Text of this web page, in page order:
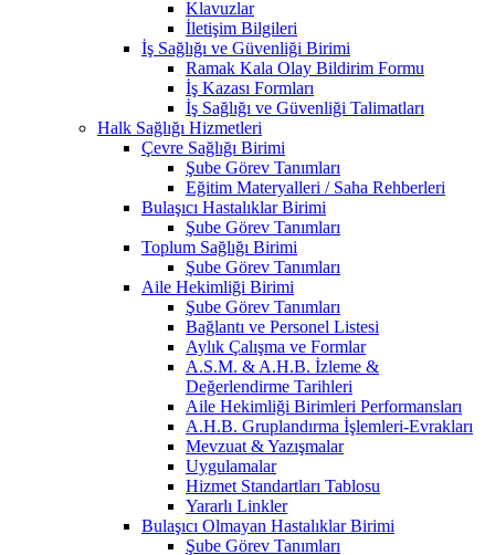
Klavuzlar
İletişim Bilgileri
İş Sağlığı ve Güvenliği Birimi
Ramak Kala Olay Bildirim Formu
İş Kazası Formları
İş Sağlığı ve Güvenliği Talimatları
Halk Sağlığı Hizmetleri
Çevre Sağlığı Birimi
Şube Görev Tanımları
Eğitim Materyalleri / Saha Rehberleri
Bulaşıcı Hastalıklar Birimi
Şube Görev Tanımları
Toplum Sağlığı Birimi
Şube Görev Tanımları
Aile Hekimliği Birimi
Şube Görev Tanımları
Bağlantı ve Personel Listesi
Aylık Çalışma ve Formlar
A.S.M. & A.H.B. İzleme &
Değerlendirme Tarihleri
Aile Hekimliği Birimleri Performansları
A.H.B. Gruplandırma İşlemleri-Evrakları
Mevzuat & Yazışmalar
Uygulamalar
Hizmet Standartları Tablosu
Yararlı Linkler
Bulaşıcı Olmayan Hastalıklar Birimi
Şube Görev Tanımları